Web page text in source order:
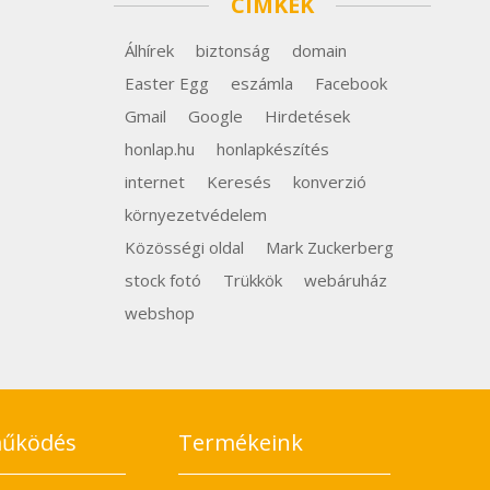
Álhírek biztonság
domain
Easter Egg
eszámla
Facebook
Gmail
Google
Hirdetések
honlap.hu
honlapkészítés
internet
Keresés
konverzió
környezetvédelem
Közösségi oldal
Mark Zuckerberg
stock fotó
Trükkök
webáruház
webshop
Termékeink